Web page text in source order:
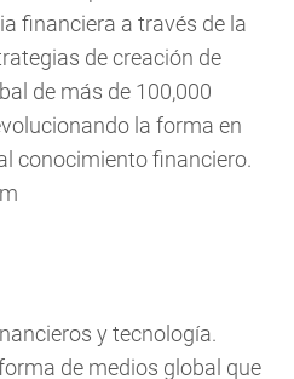
financiera a través de la
de creación de
de más de 100,000
la forma en
conocimiento financiero.
y tecnología.
de medios global que